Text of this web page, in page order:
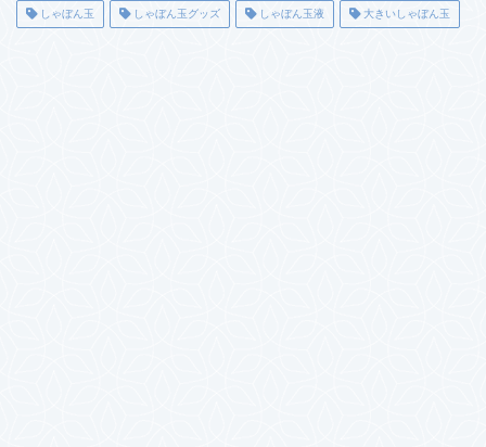
しゃぼん玉 しゃぼん玉グッズ しゃぼん玉液 大きいしゃぼん玉